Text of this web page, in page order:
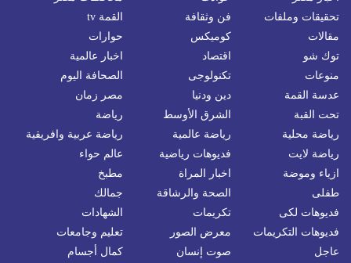
تحقيقات وملفات
فن وثقافة
القمة tv
مقالات
كوميكس
حوارات
توك شو
اقتصاد
اخبار عالمية
منوعات
تكنولوجى
الصحافة اليوم
عدسة القمة
دين ودنيا
مصر زمان
تحت القبة
الشرق الأوسط
رياضة
رياضة محلية
رياضة عالمية
رياضة عربية وافريقية
رياضة لايت
فديوهات رياضية
عالم حواء
ازياء وموضة
اخبار المراة
مطبخ
طفلى
الصحة والرشاقة
جمالك
فديوهات لكى
تكريمات
الشهادات
فديوهات التكريمات
معرض الصور
تعليم وجامعات
عاجل
صوت إنسان كمال أجسام